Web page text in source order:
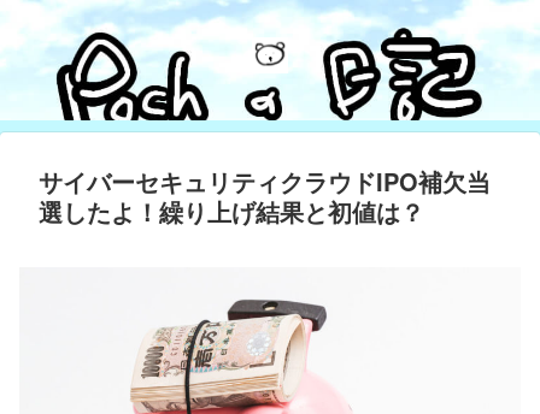
サイバーセキュリティクラウドIPO補欠当
選したよ！繰り上げ結果と初値は？